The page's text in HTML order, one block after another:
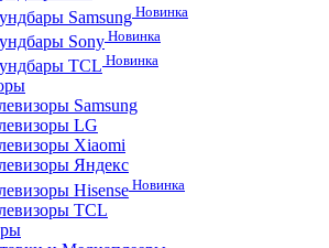
SamsungНовинка
Sony Новинка
TCL Новинка
Samsung
LG
Xiaomi
Яндекс
Hisense Новинка
TCL